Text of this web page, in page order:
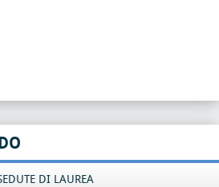
DI LAUREA